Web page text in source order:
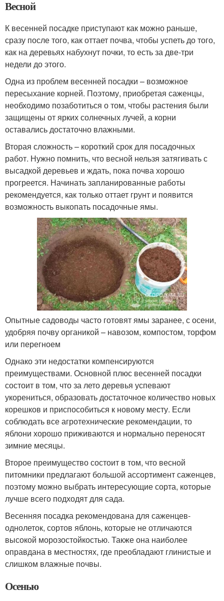
Весной
К весенней посадке приступают как можно раньше,
сразу после того, как оттает почва, чтобы успеть до того,
как на деревьях набухнут почки, то есть за две-три
недели до этого.
Одна из проблем весенней посадки – возможное
пересыхание корней. Поэтому, приобретая саженцы,
необходимо позаботиться о том, чтобы растения были
защищены от ярких солнечных лучей, а корни
оставались достаточно влажными.
Вторая сложность – короткий срок для посадочных
работ. Нужно помнить, что весной нельзя затягивать с
высадкой деревьев и ждать, пока почва хорошо
прогреется. Начинать запланированные работы
рекомендуется, как только оттает грунт и появится
возможность выкопать посадочные ямы.
Опытные садоводы часто готовят ямы заранее, с осени,
удобряя почву органикой – навозом, компостом, торфом
или перегноем
Однако эти недостатки компенсируются
преимуществами. Основной плюс весенней посадки
состоит в том, что за лето деревья успевают
укорениться, образовать достаточное количество новых
корешков и приспособиться к новому месту. Если
соблюдать все агротехнические рекомендации, то
яблони хорошо приживаются и нормально переносят
зимние месяцы.
Второе преимущество состоит в том, что весной
питомники предлагают большой ассортимент саженцев,
поэтому можно выбрать интересующие сорта, которые
лучше всего подходят для сада.
Весенняя посадка рекомендована для саженцев-
однолеток, сортов яблонь, которые не отличаются
высокой морозостойкостью. Также она наиболее
оправдана в местностях, где преобладают глинистые и
слишком влажные почвы.
Осенью